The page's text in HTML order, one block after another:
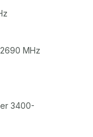
MHz
3400-